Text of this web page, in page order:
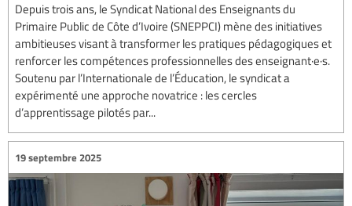
Depuis trois ans, le Syndicat National des Enseignants du
Primaire Public de Côte d’Ivoire (SNEPPCI) mène des initiatives
ambitieuses visant à transformer les pratiques pédagogiques et
renforcer les compétences professionnelles des enseignant·e·s.
Soutenu par l’Internationale de l’Éducation, le syndicat a
expérimenté une approche novatrice : les cercles
d’apprentissage pilotés par...
19 septembre 2025